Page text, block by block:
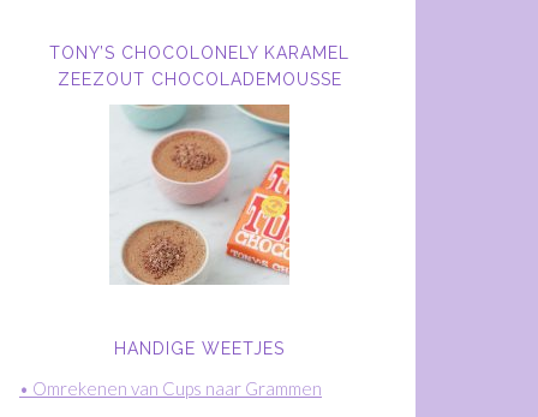
TONY’S CHOCOLONELY KARAMEL
ZEEZOUT CHOCOLADEMOUSSE
HANDIGE WEETJES
• Omrekenen van Cups naar Grammen